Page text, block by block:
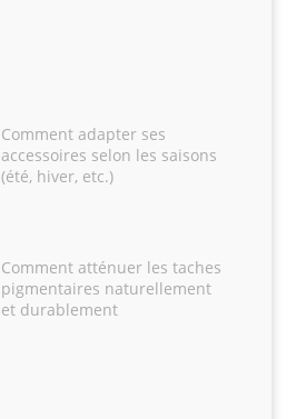
Comment adapter ses
accessoires selon les saisons
(été, hiver, etc.)
Comment atténuer les taches
pigmentaires naturellement
et durablement